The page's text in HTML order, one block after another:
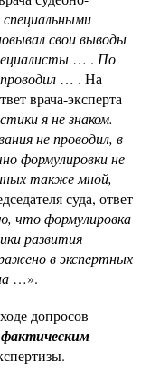
специальными
свои выводы
… . По
… . На
врача-эксперта
я не знаком.
не проводил, в
формулировки не
также мной,
суда, ответ
что формулировка
развития
в экспертных
…».
допросов
фактическим